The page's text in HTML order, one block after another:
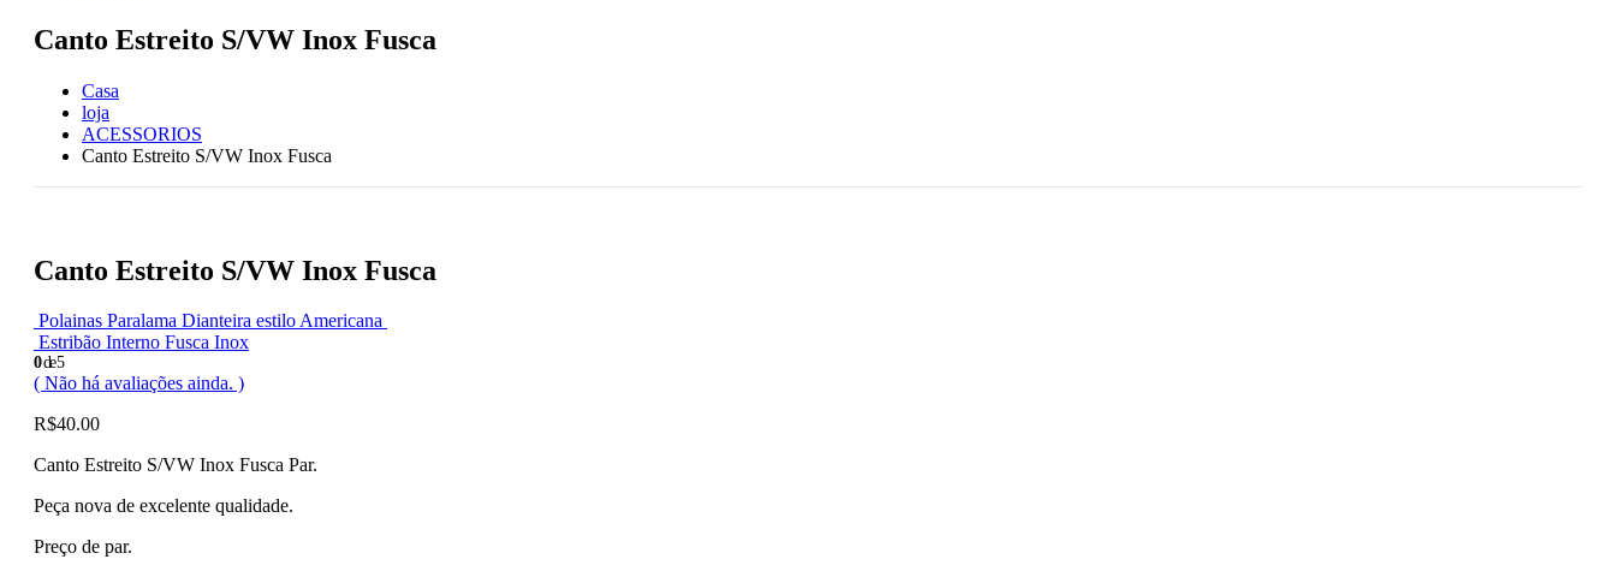
Canto Estreito S/VW Inox Fusca
Casa
loja
ACESSORIOS
Canto Estreito S/VW Inox Fusca
Canto Estreito S/VW Inox Fusca
Polainas Paralama Dianteira estilo Americana
Estribão Interno Fusca Inox
0de 5
( Não há avaliações ainda. )
R$40.00
Canto Estreito S/VW Inox Fusca Par.
Peça nova de excelente qualidade.
Preço de par.